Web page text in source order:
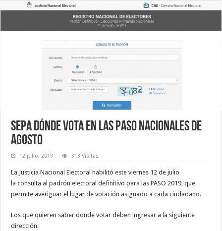
Sepa dónde vota en las PASO nacionales de
agosto
12 julio, 2019 313 Visitas
La Justicia Nacional Electoral habilitó este viernes 12 de julio
la consulta al padrón electoral definitivo para las PASO 2019, que
permite averiguar el lugar de votación asignado a cada ciudadano.
Los que quieren saber donde votar deben ingresar a la siguiente
dirección: